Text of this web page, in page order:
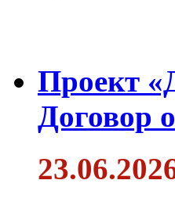
Проект
Договор